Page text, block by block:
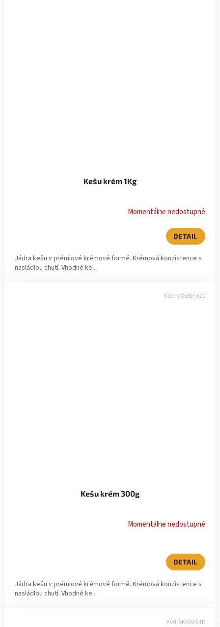
Kešu krém 1Kg
Momentálne nedostupné
DETAIL
Jádra kešu v prémiové krémové formě. Krémová konzistence s
nasládlou chutí. Vhodné ke...
Kešu krém 300g
Momentálne nedostupné
DETAIL
Jádra kešu v prémiové krémové formě. Krémová konzistence s
nasládlou chutí. Vhodné ke...
Kód: SKX387/300
Kód: SKX504/1K